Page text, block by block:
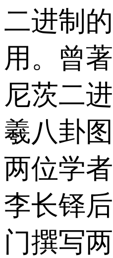
二进制
用。曾
尼茨二
羲八卦
两位学者
李长铎
门撰写